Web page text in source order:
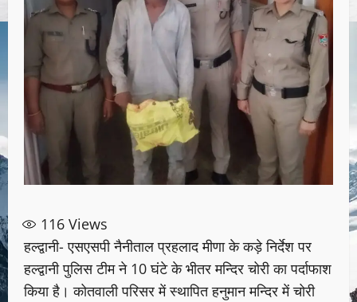
116 Views
हल्द्वानी- एसएसपी नैनीताल प्रहलाद मीणा के कड़े निर्देश पर
हल्द्वानी पुलिस टीम ने 10 घंटे के भीतर मन्दिर चोरी का पर्दाफाश
किया है। कोतवाली परिसर में स्थापित हनुमान मन्दिर में चोरी